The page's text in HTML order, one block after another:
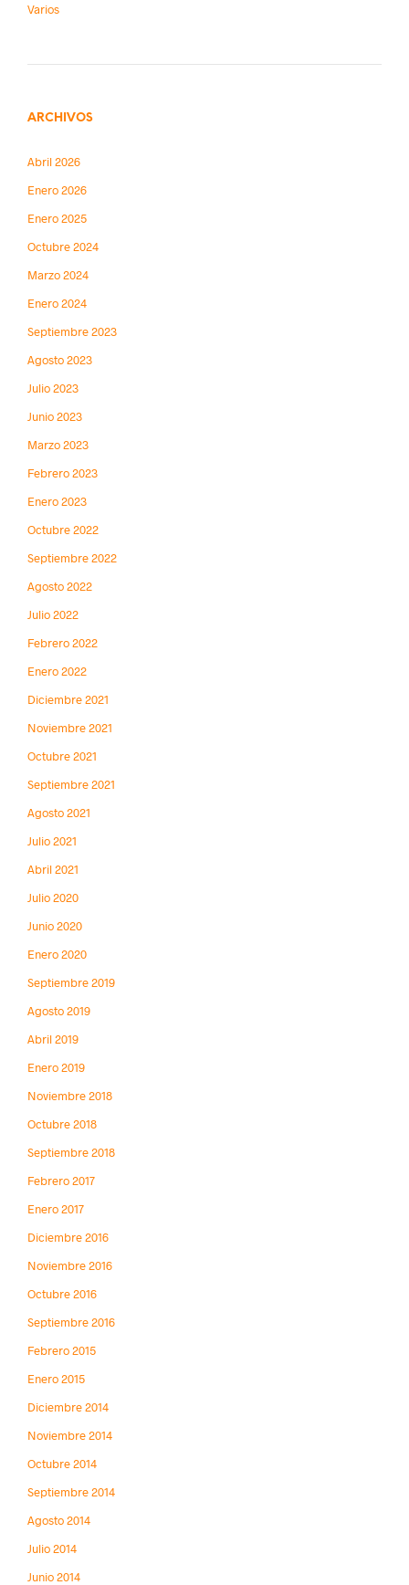
Varios
ARCHIVOS
Abril 2026
Enero 2026
Enero 2025
Octubre 2024
Marzo 2024
Enero 2024
Septiembre 2023
Agosto 2023
Julio 2023
Junio 2023
Marzo 2023
Febrero 2023
Enero 2023
Octubre 2022
Septiembre 2022
Agosto 2022
Julio 2022
Febrero 2022
Enero 2022
Diciembre 2021
Noviembre 2021
Octubre 2021
Septiembre 2021
Agosto 2021
Julio 2021
Abril 2021
Julio 2020
Junio 2020
Enero 2020
Septiembre 2019
Agosto 2019
Abril 2019
Enero 2019
Noviembre 2018
Octubre 2018
Septiembre 2018
Febrero 2017
Enero 2017
Diciembre 2016
Noviembre 2016
Octubre 2016
Septiembre 2016
Febrero 2015
Enero 2015
Diciembre 2014
Noviembre 2014
Octubre 2014
Septiembre 2014
Agosto 2014
Julio 2014
Junio 2014